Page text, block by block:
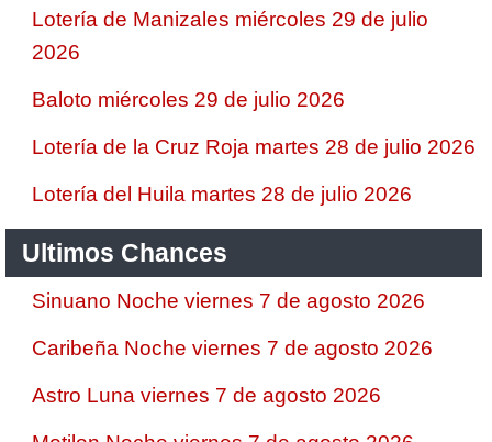
Lotería de Manizales miércoles 29 de julio
2026
Baloto miércoles 29 de julio 2026
Lotería de la Cruz Roja martes 28 de julio 2026
Lotería del Huila martes 28 de julio 2026
Ultimos Chances
Sinuano Noche viernes 7 de agosto 2026
Caribeña Noche viernes 7 de agosto 2026
Astro Luna viernes 7 de agosto 2026